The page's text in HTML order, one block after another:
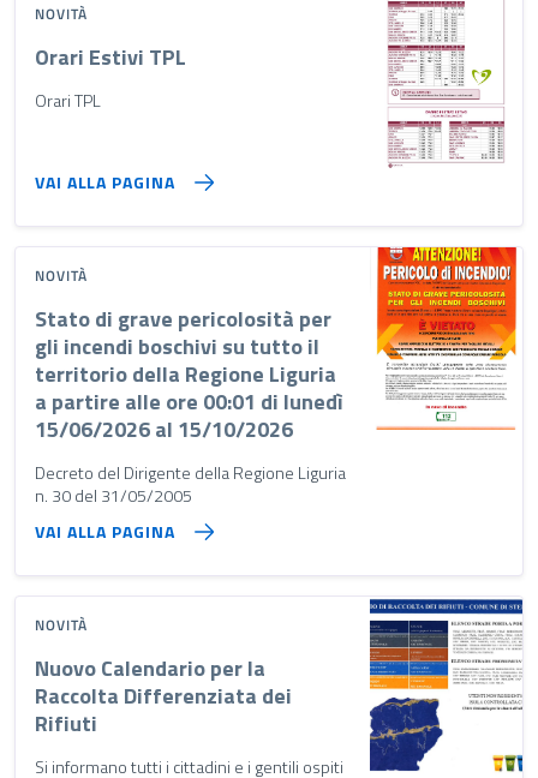
NOVITÀ
Orari Estivi TPL
Orari TPL
VAI ALLA PAGINA
NOVITÀ
Stato di grave pericolosità per
gli incendi boschivi su tutto il
territorio della Regione Liguria
a partire alle ore 00:01 di lunedì
15/06/2026 al 15/10/2026
Decreto del Dirigente della Regione Liguria
n. 30 del 31/05/2005
VAI ALLA PAGINA
NOVITÀ
Nuovo Calendario per la
Raccolta Differenziata dei
Rifiuti
Si informano tutti i cittadini e i gentili ospiti